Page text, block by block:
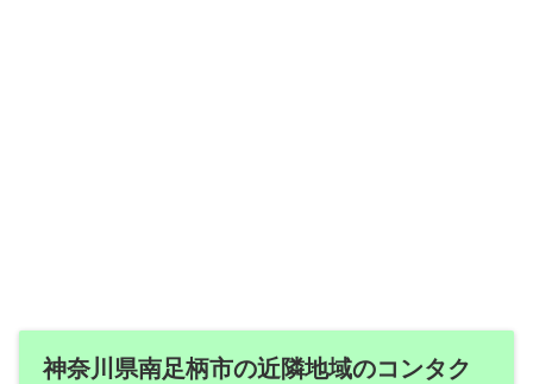
神奈川県南足柄市の近隣地域のコンタク